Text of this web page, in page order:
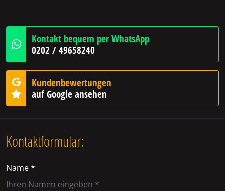
Kontakt bequem per WhatsApp
0202 / 49658240
Kundenbewertungen
auf Google ansehen
Kontaktformular:
Name *